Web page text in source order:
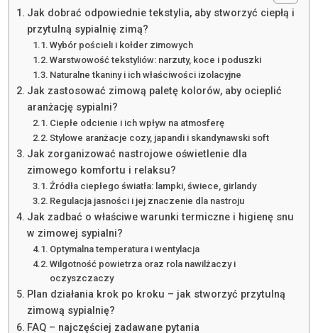
Jak dobrać odpowiednie tekstylia, aby stworzyć ciepłą i
przytulną sypialnię zimą?
Wybór pościeli i kołder zimowych
Warstwowość tekstyliów: narzuty, koce i poduszki
Naturalne tkaniny i ich właściwości izolacyjne
Jak zastosować zimową paletę kolorów, aby ocieplić
aranżację sypialni?
Ciepłe odcienie i ich wpływ na atmosferę
Stylowe aranżacje cozy, japandi i skandynawski soft
Jak zorganizować nastrojowe oświetlenie dla
zimowego komfortu i relaksu?
Źródła ciepłego światła: lampki, świece, girlandy
Regulacja jasności i jej znaczenie dla nastroju
Jak zadbać o właściwe warunki termiczne i higienę snu
w zimowej sypialni?
Optymalna temperatura i wentylacja
Wilgotność powietrza oraz rola nawilżaczy i
oczyszczaczy
Plan działania krok po kroku – jak stworzyć przytulną
zimową sypialnię?
FAQ – najczęściej zadawane pytania